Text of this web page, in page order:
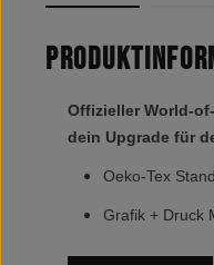
Offizieller World-
dein Upgrade für
Oeko-Tex
Grafik + Druck
Marken Label